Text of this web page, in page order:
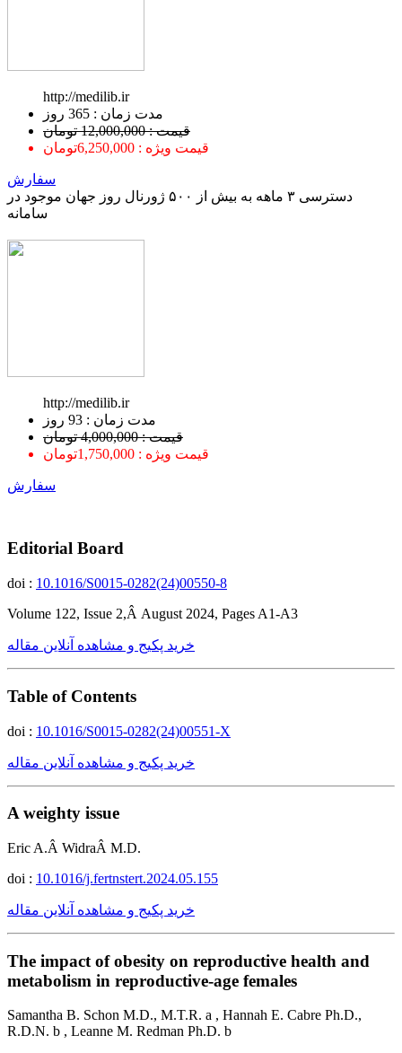
http://medilib.ir
ﻣﺪﺕ ﺯﻣﺎﻥ : 365 ﺭﻭﺯ
قیمت : 12,000,000 تومان
قیمت ویژه : 6,250,000تومان
سفارش
دسترسی ۳ ماهه به بیش از ۵۰۰ ژورنال روز جهان موجود در
سامانه
http://medilib.ir
ﻣﺪﺕ ﺯﻣﺎﻥ : 93 ﺭﻭﺯ
قیمت : 4,000,000 تومان
قیمت ویژه : 1,750,000تومان
سفارش
Editorial Board
doi : 10.1016/S0015-0282(24)00550-8
Volume 122, Issue 2,Â August 2024, Pages A1-A3
خرید پکیج و مشاهده آنلاین مقاله
Table of Contents
doi : 10.1016/S0015-0282(24)00551-X
خرید پکیج و مشاهده آنلاین مقاله
A weighty issue
Eric A.Â WidraÂ M.D.
doi : 10.1016/j.fertnstert.2024.05.155
خرید پکیج و مشاهده آنلاین مقاله
The impact of obesity on reproductive health and
metabolism in reproductive-age females
Samantha B. Schon M.D., M.T.R. a , Hannah E. Cabre Ph.D.,
R.D.N. b , Leanne M. Redman Ph.D. b